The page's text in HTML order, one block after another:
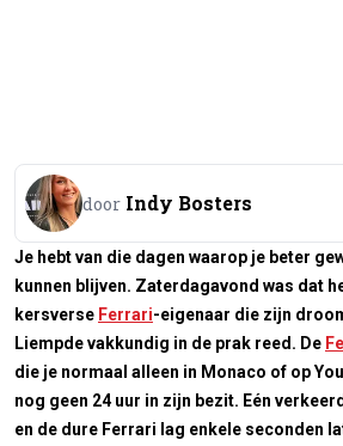
door Indy Bosters
Je hebt van die dagen waarop je beter
kunnen blijven. Zaterdagavond was dat
kersverse Ferrari-eigenaar die zijn
Liempde vakkundig in de prak reed. De
die je normaal alleen in Monaco of op
nog geen 24 uur in zijn bezit. Eén
en de dure Ferrari lag enkele seconden